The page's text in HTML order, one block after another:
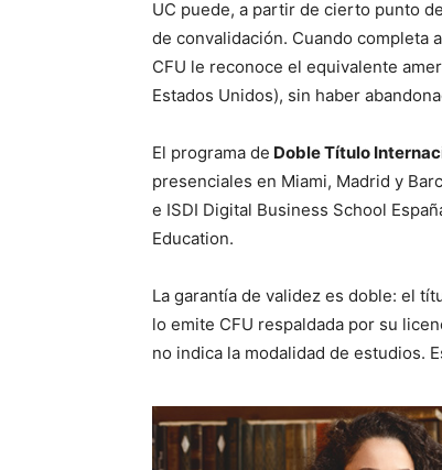
UC puede, a partir de cierto punto
de convalidación. Cuando completa
CFU le reconoce el equivalente
Estados Unidos), sin haber
El programa de Doble Título
presenciales en Miami, Madrid y
e ISDI Digital Business School
Education.
La garantía de validez es doble: el
lo emite CFU respaldada por su
no indica la modalidad de estudios.